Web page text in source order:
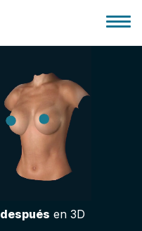
después en 3D